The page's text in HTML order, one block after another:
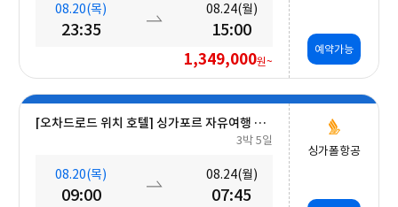
08.20(목)
23:35
08.24(월)
15:00
1,349,000원~
예약가능
[오차드로드 위치 호텔] 싱가포르 자유여행 5일 #조식포함 #오전출발
3박 5일
08.20(목)
09:00
08.24(월)
07:45
싱가폴항공